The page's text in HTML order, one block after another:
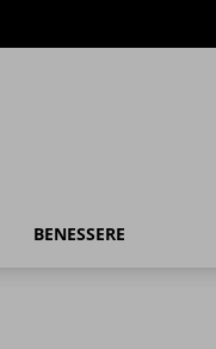
BENESSERE